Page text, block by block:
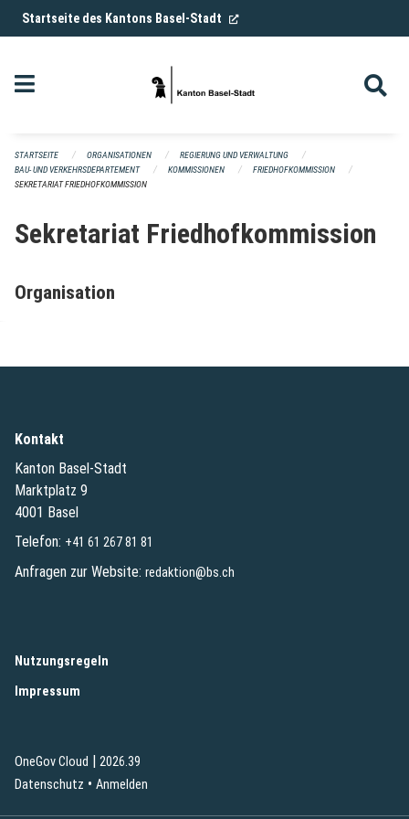
Navigation überspringen
Startseite des Kantons Basel-Stadt (External Link)
STARTSEITE ORGANISATIONEN
REGIERUNG UND VERWALTUNG
BAU- UND VERKEHRSDEPARTEMENT
KOMMISSIONEN
FRIEDHOFKOMMISSION
SEKRETARIAT FRIEDHOFKOMMISSION
Sekretariat Friedhofkommission
Organisation
Kontakt
Kanton Basel-Stadt
Marktplatz 9
4001 Basel
Telefon: +41 61 267 81 81
Anfragen zur Website: redaktion@bs.ch
Nutzungsregeln
Impressum
OneGov Cloud (External Link)
| 2026.39
Datenschutz (External Link)
Anmelden